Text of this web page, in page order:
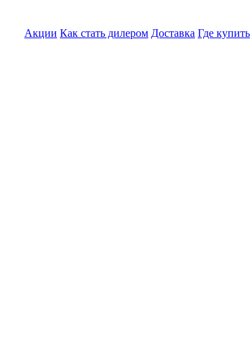
Акции Как стать дилером Доставка Где купить